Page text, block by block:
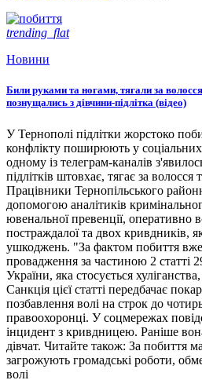
trending_flat
Новини
Били руками та ногами, тягали за
познущались з дівчини-підлітка (відео)
У Тернополі підлітки жорстоко
конфлікту поширюють у
одному із телеграм-каналів
підлітків штовхає, тягає за волосся
Працівники Тернопільського
допомогою аналітиків
ювенальної превенції, оперативно
постраждалої та двох кривдників,
ушкоджень. "За фактом побиття
провадження за частиною 2 статті
України, яка стосується
Санкція цієї статті передбачає
позбавлення волі на строк до
правоохоронці. У соцмережах
інцидент з кривдницею. Раніше
дівчат. Читайте також: За побиття
загрожують громадські роботи,
волі